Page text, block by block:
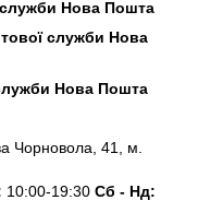
служби Нова Пошта
служби Нова
Нова Пошта
Чорновола, 41, м.
10:00-19:30 Сб - Нд: